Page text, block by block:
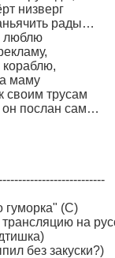
низверг
рады…
люблю
кораблю,
маму
своим трусам
он послан сам…
гуморка" (С)
на
без закуски?)